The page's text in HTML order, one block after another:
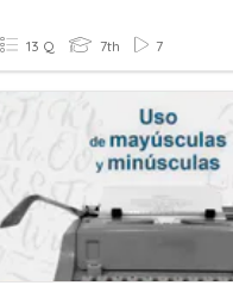
13 Q 7th 7